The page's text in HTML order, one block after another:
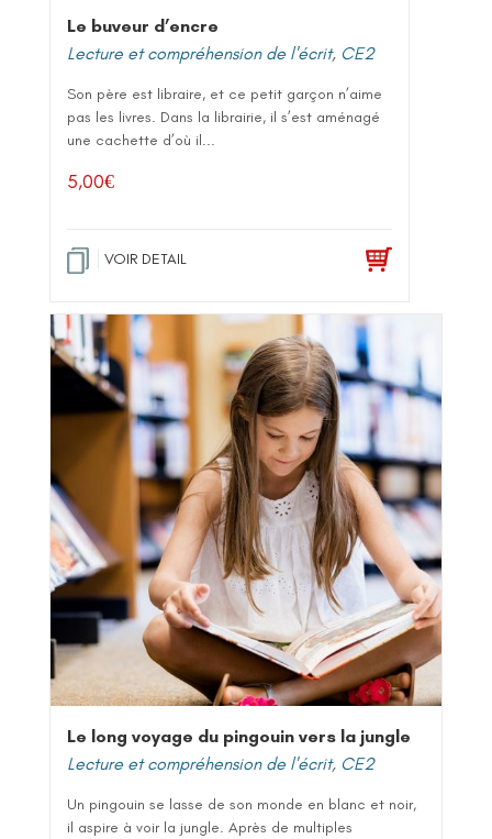
Le buveur d’encre
Lecture et compréhension de l'écrit, CE2
Son père est libraire, et ce petit garçon n’aime
pas les livres. Dans la librairie, il s’est aménagé
une cachette d’où il...
5,00€
VOIR DETAIL
Le long voyage du pingouin vers la jungle
Lecture et compréhension de l'écrit, CE2
Un pingouin se lasse de son monde en blanc et noir,
il aspire à voir la jungle. Après de multiples